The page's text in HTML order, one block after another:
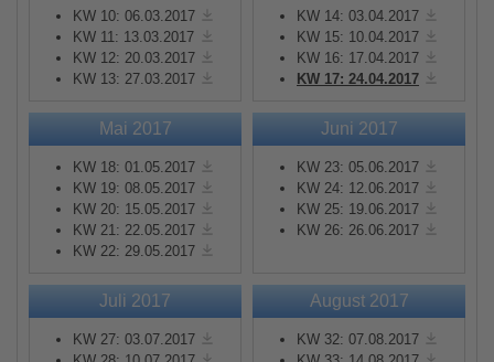
KW 10: 06.03.2017
KW 11: 13.03.2017
KW 12: 20.03.2017
KW 13: 27.03.2017
KW 14: 03.04.2017
KW 15: 10.04.2017
KW 16: 17.04.2017
KW 17: 24.04.2017
Mai 2017
KW 18: 01.05.2017
KW 19: 08.05.2017
KW 20: 15.05.2017
KW 21: 22.05.2017
KW 22: 29.05.2017
Juni 2017
KW 23: 05.06.2017
KW 24: 12.06.2017
KW 25: 19.06.2017
KW 26: 26.06.2017
Juli 2017
KW 27: 03.07.2017
August 2017
KW 32: 07.08.2017